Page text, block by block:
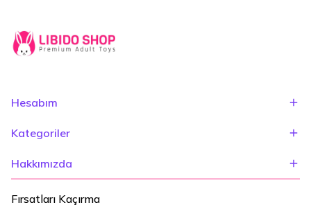
Hesabım
Kategoriler
Hakkımızda
Fırsatları Kaçırma